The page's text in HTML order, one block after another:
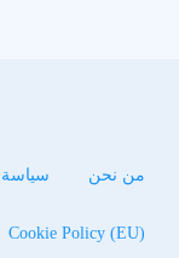
من نحن
Cookie Policy (EU)